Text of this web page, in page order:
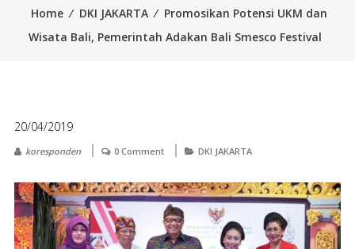
Home ⁄ DKI JAKARTA ⁄ Promosikan Potensi UKM dan
Wisata Bali, Pemerintah Adakan Bali Smesco Festival
20/04/2019
koresponden 0 Comment DKI JAKARTA